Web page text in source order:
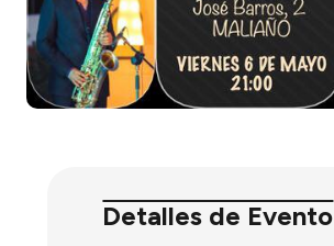
Detalles de Evento